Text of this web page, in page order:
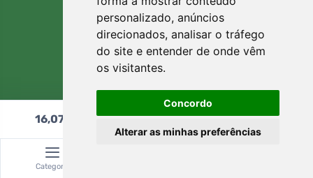
personalizado, anúncios
direcionados, analisar o tráfego
do site e entender de onde vêm
os visitantes.
Concordo
Alterar as minhas preferências
16,07 Adicionar ao carrinho
Categoria